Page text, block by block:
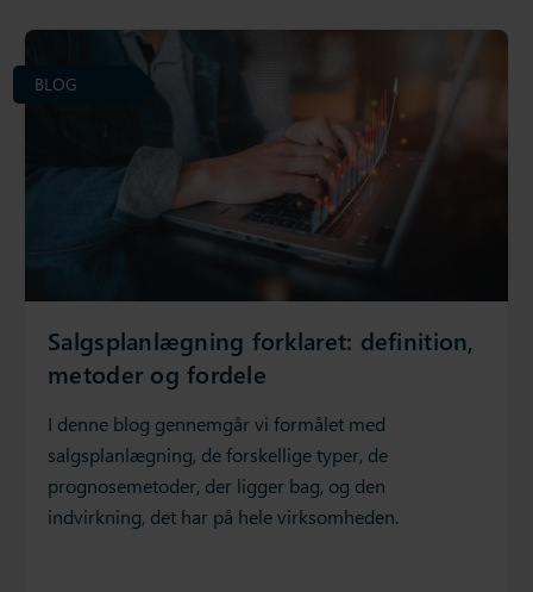
Salgsplanlægning forklaret: definition,
metoder og fordele
I denne blog gennemgår vi formålet med
salgsplanlægning, de forskellige typer, de
prognosemetoder, der ligger bag, og den
indvirkning, det har på hele virksomheden.
BLOG